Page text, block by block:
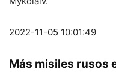
2022-11-05 10:01:49
Más misiles rusos